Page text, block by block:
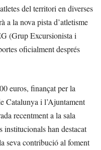
del territori en diverses
a la nova pista d’atletisme
(Grup Excursionista i
oficialment després
euros, finançat per la
Catalunya i l’Ajuntament
recentment a la sala
institucionals han destacat
seva contribució al foment